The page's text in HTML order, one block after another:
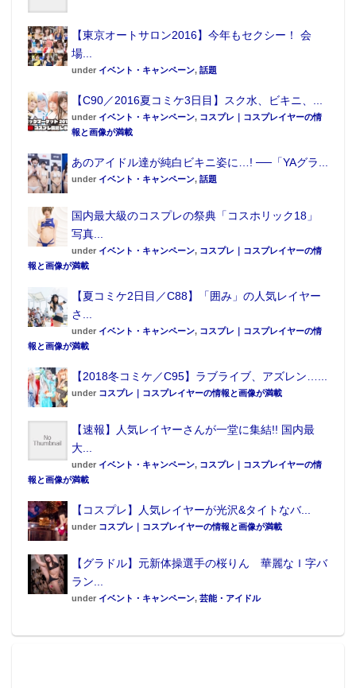
【東京オートサロン2016】今年もセクシー！ 会
場...
under イベント・キャンペーン, 話題
【C90／2016夏コミケ3日目】スク水、ビキニ、...
under イベント・キャンペーン, コスプレ｜コスプレイヤーの情
報と画像が満載
あのアイドル達が純白ビキニ姿に…! ──「YAグラ...
under イベント・キャンペーン, 話題
国内最大級のコスプレの祭典「コスホリック18」
写真...
under イベント・キャンペーン, コスプレ｜コスプレイヤーの情
報と画像が満載
【夏コミケ2日目／C88】「囲み」の人気レイヤー
さ...
under イベント・キャンペーン, コスプレ｜コスプレイヤーの情
報と画像が満載
【2018冬コミケ／C95】ラブライブ、アズレン…...
under コスプレ｜コスプレイヤーの情報と画像が満載
【速報】人気レイヤーさんが一堂に集結!! 国内最
大...
under イベント・キャンペーン, コスプレ｜コスプレイヤーの情
報と画像が満載
【コスプレ】人気レイヤーが光沢&タイトなバ...
under コスプレ｜コスプレイヤーの情報と画像が満載
【グラドル】元新体操選手の桜りん 華麗なＩ字バ
ラン...
under イベント・キャンペーン, 芸能・アイドル